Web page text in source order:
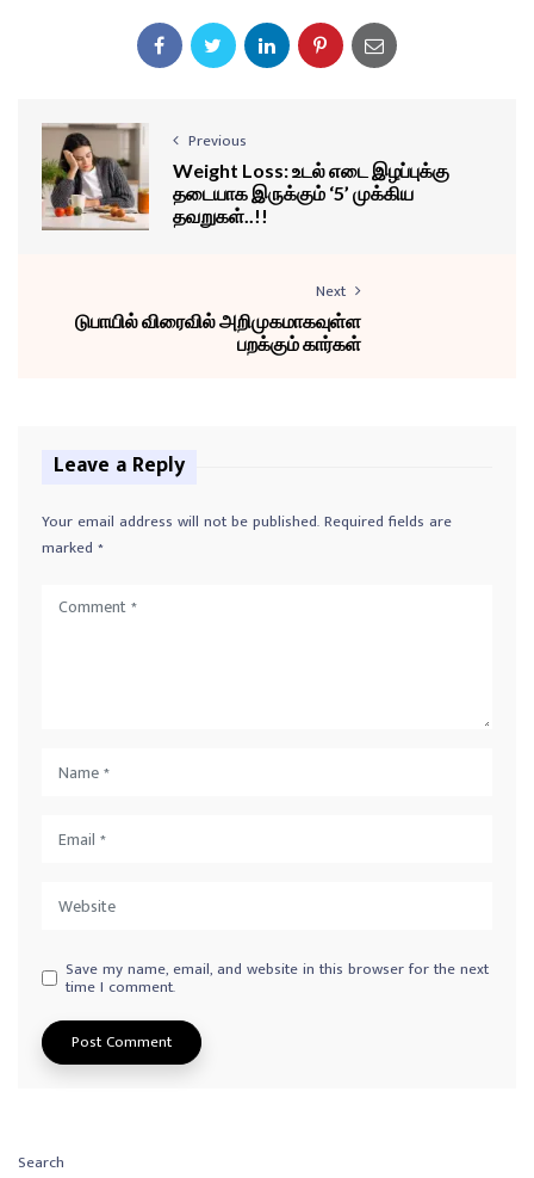
Previous
Weight Loss: உடல் எடை இழப்புக்கு
தடையாக இருக்கும் ‘5’ முக்கிய
தவறுகள்..!!
Next
டுபாயில் விரைவில் அறிமுகமாகவுள்ள
பறக்கும் கார்கள்
Leave a Reply
Your email address will not be published.Required fields are
marked *
Save my name, email, and website in this browser for the next
time I comment.
Search